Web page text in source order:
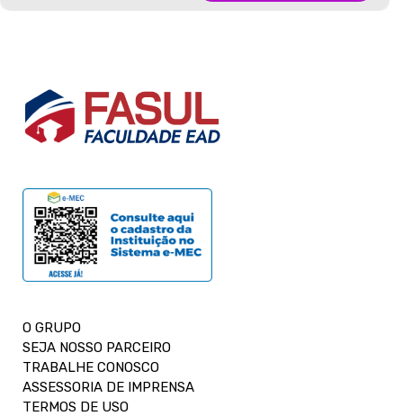
O GRUPO
SEJA NOSSO PARCEIRO
TRABALHE CONOSCO
ASSESSORIA DE IMPRENSA
TERMOS DE USO